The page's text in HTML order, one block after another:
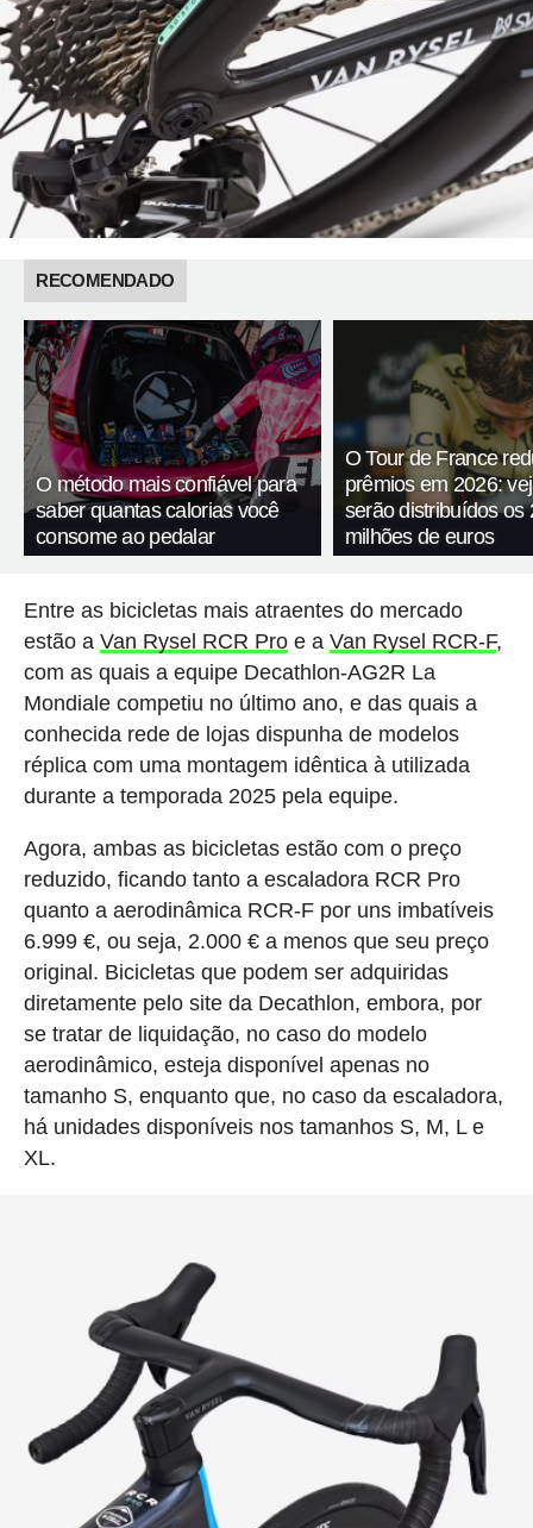
RECOMENDADO
O método mais confiável para
saber quantas calorias você
consome ao pedalar
O Tour de France
prêmios em 2026:
serão distribuídos os
milhões de euros
Entre as bicicletas mais atraentes do mercado
estão a Van Rysel RCR Proe a Van Rysel RCR-F,
com as quais a equipe Decathlon-AG2R La
Mondiale competiu no último ano, e das quais a
conhecida rede de lojas dispunha de modelos
réplica com uma montagem idêntica à utilizada
durante a temporada 2025 pela equipe.
Agora, ambas as bicicletas estão com o preço
reduzido, ficando tanto a escaladora RCR Pro
quanto a aerodinâmica RCR-F por uns imbatíveis
6.999 €, ou seja, 2.000 € a menos que seu preço
original. Bicicletas que podem ser adquiridas
diretamente pelo site da Decathlon, embora, por
se tratar de liquidação, no caso do modelo
aerodinâmico, esteja disponível apenas no
tamanho S, enquanto que, no caso da escaladora,
há unidades disponíveis nos tamanhos S, M, L e
XL.